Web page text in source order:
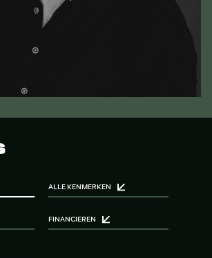
ALLE KENMERKEN
FINANCIEREN